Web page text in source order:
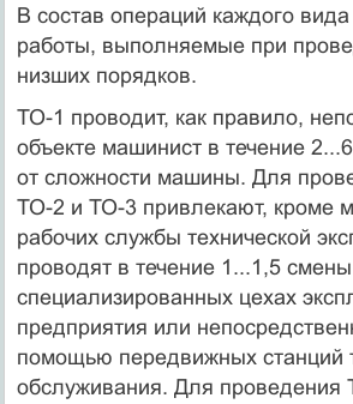
В состав операций каждого
работы, выполняемые при
низших порядков.
ТО-1 проводит, как правило,
объекте машинист в течение
от сложности машины. Для
ТО-2 и ТО-3 привлекают, кроме
рабочих службы технической
проводят в течение 1...1,5
специализированных цехах
предприятия или
помощью передвижных станций
обслуживания. Для проведения